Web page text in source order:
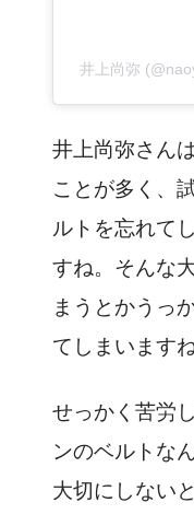
井上尚弥
井上尚弥さん
ことが多く、
ルトを忘れて
すね。そんな
まうとかうっ
てしまいますね
せっかく苦労
ンのベルトな
大切にしない